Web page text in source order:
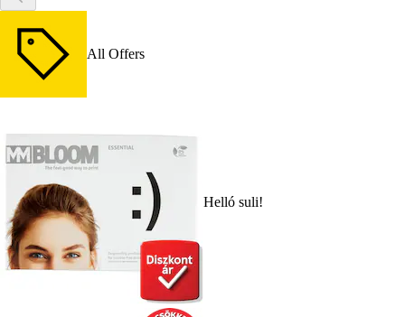
All Offers
Helló suli!